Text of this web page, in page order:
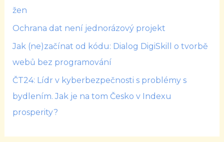
žen
Ochrana dat není jednorázový projekt
Jak (ne)začínat od kódu: Dialog DigiSkill o tvorbě
webů bez programování
ČT24: Lídr v kyberbezpečnosti s problémy s
bydlením. Jak je na tom Česko v Indexu
prosperity?